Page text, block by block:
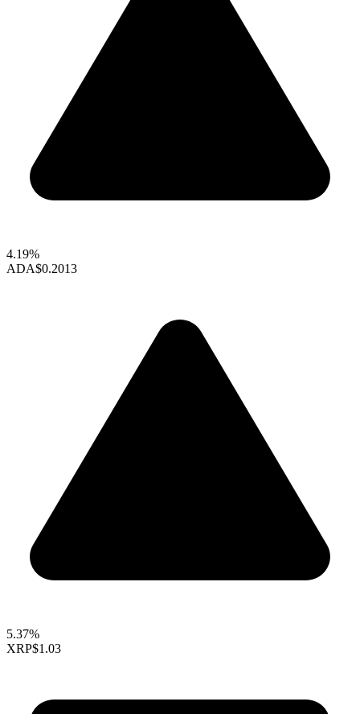
4.19%
ADA$0.2013
5.37%
XRP$1.03